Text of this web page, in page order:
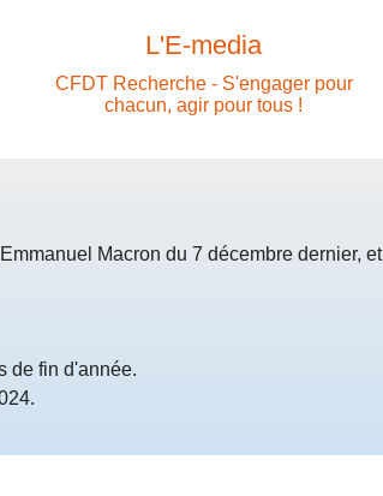
L'E-media
CFDT Recherche - S'engager pour
chacun, agir pour tous !
Macron du 7 décembre dernier, et
de fin d'année.